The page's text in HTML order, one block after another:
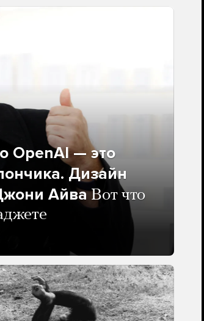
OpenAI — это
Дизайн
Айва Вот что